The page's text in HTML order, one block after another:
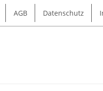
AGB Datenschutz